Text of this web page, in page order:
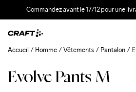
Commandez avant le 17/12 pour une
Evolve Pants M
Accueil Homme Vêtements Pantalon
Outlet